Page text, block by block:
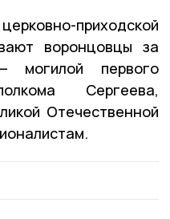
приходской
воронцовцы за
могилой первого
Сергеева,
Отечественной